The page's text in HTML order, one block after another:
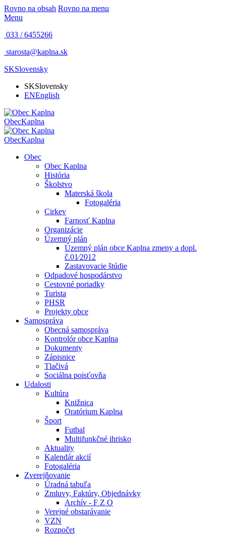
Rovno na obsah Rovno na menu
Menu
033 / 6455266
starosta@kaplna.sk
SKSlovensky
SKSlovensky
ENEnglish
ObecKaplna
ObecKaplna
Obec
Obec Kaplna
História
Školstvo
Materská škola
Fotogaléria
Cirkev
Farnosť Kaplna
Organizácie
Územný plán
Územný plán obce Kaplna zmeny a dopl.
č.01⁄2012
Zastavovacie štúdie
Odpadové hospodárstvo
Cestovné poriadky
Turista
PHSR
Projekty obce
Samospráva
Obecná samospráva
Kontrolór obce Kaplna
Dokumenty
Zápisnice
Tlačivá
Sociálna poisťovňa
Udalosti
Kultúra
Knižnica
Oratórium Kaplna
Šport
Futbal
Multifunkčné ihrisko
Aktuality
Kalendár akcií
Fotogaléria
Zverejňovanie
Úradná tabuľa
Zmluvy, Faktúry, Objednávky
Archív - F Z O
Verejné obstarávanie
VZN
Rozpočet